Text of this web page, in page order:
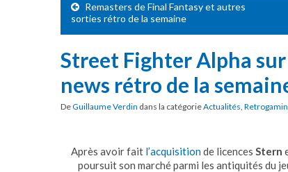
Remasters de Final Fantasy et autres
sorties rétro de la semaine
Street Fighter Alpha
news rétro de la
DeGuillaume Verdin dans la catégorieActualités,
Après avoir fait l’acquisitionde licences Stern
poursuit son marché parmi les antiquités du